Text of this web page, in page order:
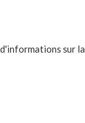
sur la